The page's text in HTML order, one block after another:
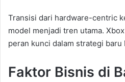
Transisi dari hardware-centric
model menjadi tren utama.
peran kunci dalam strategi baru
Faktor Bisnis di